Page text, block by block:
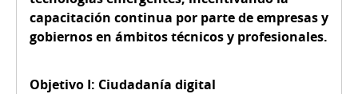
capacitación continua por parte de empresas y
gobiernos en ámbitos técnicos y profesionales.
Objetivo I: Ciudadanía digital